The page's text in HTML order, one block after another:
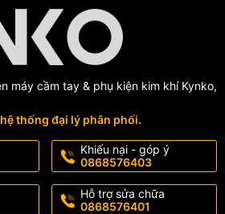
máy cầm tay & phụ kiện kim khí Kynko,
thống đại lý phân phối.
Khiếu nại - góp ý
0868576403
Hỗ trợ sửa chữa
0868576401